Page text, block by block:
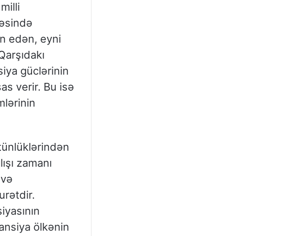
edən, eyni
güclərinin
verir. Bu isə
zamanı
ölkənin